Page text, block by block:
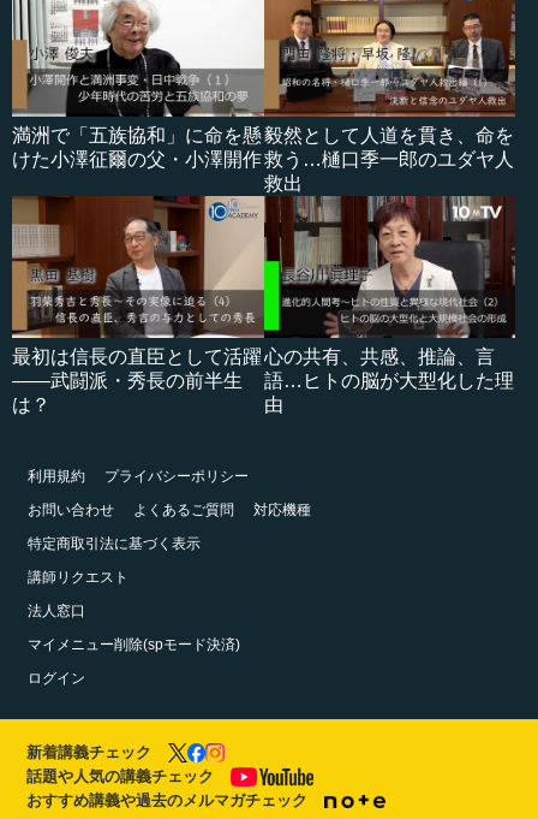
満洲で「五族協和」に命を懸
けた小澤征爾の父・小澤開作
毅然として人道を貫き、命を
救う…樋口季一郎のユダヤ人
救出
最初は信長の直臣として活躍
――武闘派・秀長の前半生
は？
心の共有、共感、推論、言
語…ヒトの脳が大型化した理
由
利用規約
プライバシーポリシー
お問い合わせ
よくあるご質問
対応機種
特定商取引法に基づく表示
講師リクエスト
法人窓口
マイメニュー削除(spモード決済)
ログイン
新着講義チェック
話題や人気の講義チェック
おすすめ講義や過去のメルマガチェック